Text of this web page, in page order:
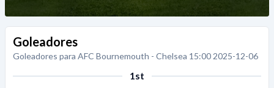
Goleadores
Goleadores para AFC Bournemouth - Chelsea 15:00 2025-12-06
1st